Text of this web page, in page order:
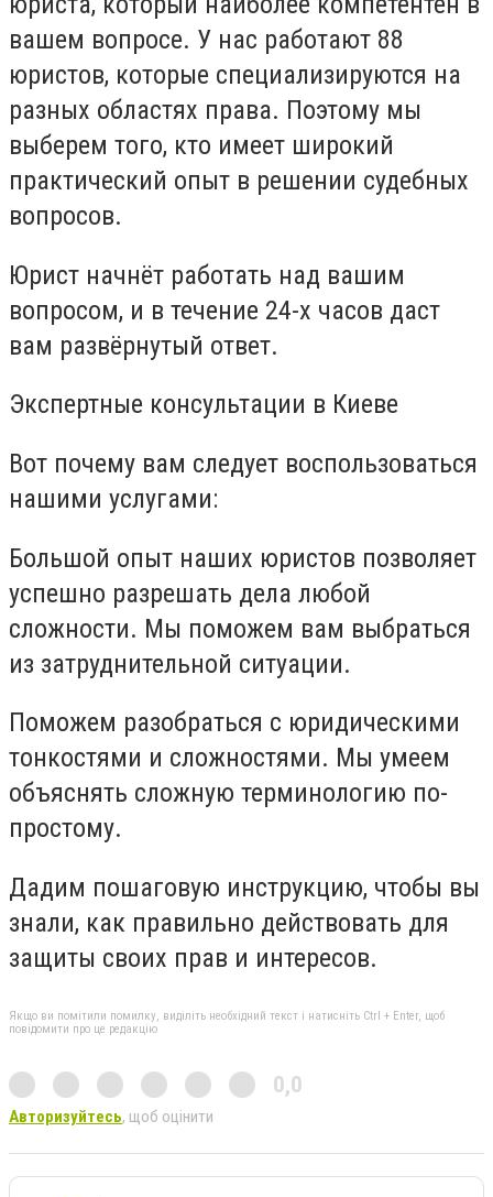
вашем вопросе. У нас работают 88
юристов, которые специализируются на
разных областях права. Поэтому мы
выберем того, кто имеет широкий
практический опыт в решении судебных
вопросов.
Юрист начнёт работать над вашим
вопросом, и в течение 24-х часов даст
вам развёрнутый ответ.
Экспертные консультации в Киеве
Вот почему вам следует воспользоваться
нашими услугами:
Большой опыт наших юристов позволяет
успешно разрешать дела любой
сложности. Мы поможем вам выбраться
из затруднительной ситуации.
Поможем разобраться с юридическими
тонкостями и сложностями. Мы умеем
объяснять сложную терминологию по-
простому.
Дадим пошаговую инструкцию, чтобы вы
знали, как правильно действовать для
защиты своих прав и интересов.
Якщо ви помітили помилку, виділіть необхідний текст і натисніть Ctrl + Enter, щоб
повідомити про це редакцію
0,0
Авторизуйтесь, щоб оцінити